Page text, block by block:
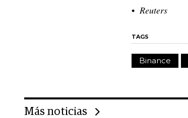
Reuters
TAGS
Binance
Más noticias